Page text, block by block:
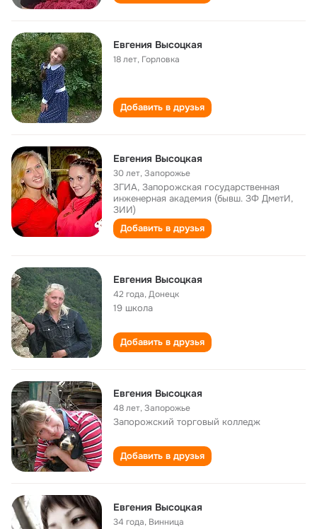
Евгения Высоцкая
18 лет, Горловка
Добавить в друзья
Евгения Высоцкая
30 лет,Запорожье
ЗГИА, Запорожская государственная
инженерная академия (бывш. ЗФ ДметИ,
ЗИИ)
Добавить в друзья
Евгения Высоцкая
42 года,Донецк
19 школа
Добавить в друзья
Евгения Высоцкая
48 лет,Запорожье
Запорожский торговый колледж
Добавить в друзья
Евгения Высоцкая
34 года, Винница